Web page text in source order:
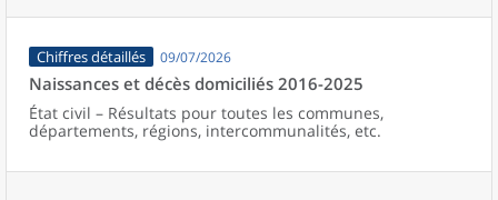
Chiffres détaillés 09/07/2026
Naissances et décès domiciliés 2016-2025
État civil – Résultats pour toutes les communes,
départements, régions, intercommunalités, etc.